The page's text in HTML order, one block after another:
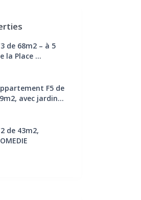
de 68m2 – à 5
la Place ...
F5 de
avec jardin...
de 43m2,